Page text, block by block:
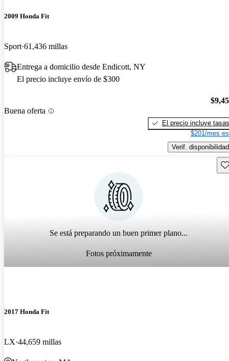
2009 Honda Fit
Sport 61,436 millas
Entrega a domicilio desde Endicott, NY
El precio incluye envío de $300
Buena oferta
El precio incluye tasas
$201/mes
Verif. disponibilidad
Se está preparando un buen primer plano...
Fotos próximamente
2017 Honda Fit
LX 44,659 millas